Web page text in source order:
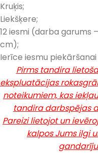
Kruķis;
Liekšķere;
12 iesmi (darba garums
cm);
Ierīce iesmu
Pirms tandira
ekspluatācijas
noteikumiem, kas
tandira darbspējas
Pareizi lietojot un
kalpos Jums ilgi